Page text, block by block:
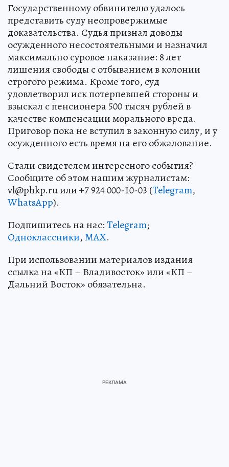
Государственному обвинителю удалось
представить суду неопровержимые
доказательства. Судья признал доводы
осужденного несостоятельными и назначил
максимально суровое наказание: 8 лет
лишения свободы с отбыванием в колонии
строгого режима. Кроме того, суд
удовлетворил иск потерпевшей стороны и
взыскал с пенсионера 500 тысяч рублей в
качестве компенсации морального вреда.
Приговор пока не вступил в законную силу, и у
осужденного есть время на его обжалование.
Стали свидетелем интересного события?
Сообщите об этом нашим журналистам:
vl@phkp.ru или +7 924 000-10-03 (Telegram,
WhatsApp).
Подпишитесь на нас:Telegram;
Одноклассники,MAX.
При использовании материалов издания
ссылка на «КП – Владивосток» или «КП –
Дальний Восток» обязательна.